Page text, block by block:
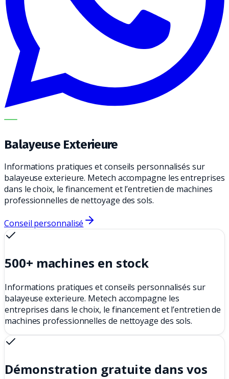
METECH
Balayeuse Exterieure
Informations pratiques et conseils personnalisés sur
balayeuse exterieure. Metech accompagne les entreprises
dans le choix, le financement et l’entretien de machines
professionnelles de nettoyage des sols.
Conseil personnalisé
500+ machines en stock
Informations pratiques et conseils personnalisés sur
balayeuse exterieure. Metech accompagne les
entreprises dans le choix, le financement et l’entretien de
machines professionnelles de nettoyage des sols.
Démonstration gratuite dans vos